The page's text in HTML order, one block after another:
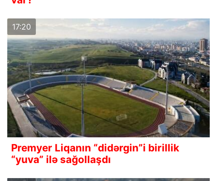
17:20
Premyer Liqanın “didərgin”i birillik
“yuva” ilə sağollaşdı